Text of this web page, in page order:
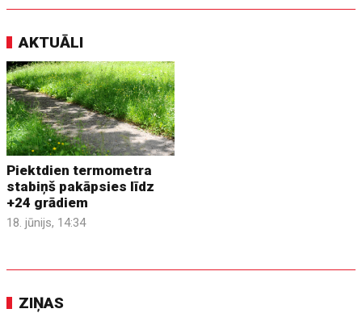
AKTUĀLI
Piektdien termometra
stabiņš pakāpsies līdz
+24 grādiem
18. jūnijs, 14:34
ZIŅAS